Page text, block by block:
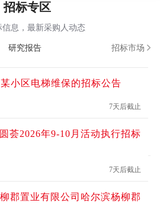
Top500首选品牌测评预申报启动
TOP500首选品牌测评珠海评审会
优采新质好材——供应链创新协作大会·北京
长”2025年中国住房租赁产品力峰会
信股份 暨“好房子”智慧用电调研交流会
招标专区
信息，最新采购人动态
研究报告 招标市场
小区电梯维保的招标公告
7天后截止
荟2026年9-10月活动执行招标
7天后截止
郡置业有限公司哈尔滨杨柳郡